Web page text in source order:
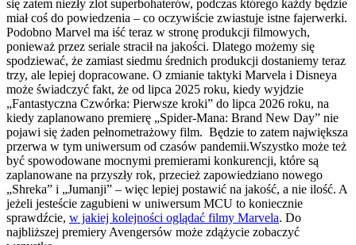
się zatem niezły zlot superbohaterów, podczas którego każdy będzie
miał coś do powiedzenia – co oczywiście zwiastuje istne fajerwerki.
Podobno Marvel ma iść teraz w stronę produkcji filmowych,
ponieważ przez seriale stracił na jakości. Dlatego możemy się
spodziewać, że zamiast siedmu średnich produkcji dostaniemy teraz
trzy, ale lepiej dopracowane. O zmianie taktyki Marvela i Disneya
może świadczyć fakt, że od lipca 2025 roku, kiedy wyjdzie
„Fantastyczna Czwórka: Pierwsze kroki” do lipca 2026 roku, na
kiedy zaplanowano premierę „Spider-Mana: Brand New Day” nie
pojawi się żaden pełnometrażowy film. Będzie to zatem największa
przerwa w tym uniwersum od czasów pandemii.Wszystko może też
być spowodowane mocnymi premierami konkurencji, które są
zaplanowane na przyszły rok, przecież zapowiedziano nowego
„Shreka” i „Jumanji” – więc lepiej postawić na jakość, a nie ilość. A
jeżeli jesteście zagubieni w uniwersum MCU to koniecznie
sprawdźcie, w jakiej kolejności oglądać filmy Marvela. Do
najbliższej premiery Avengersów może zdążycie zobaczyć